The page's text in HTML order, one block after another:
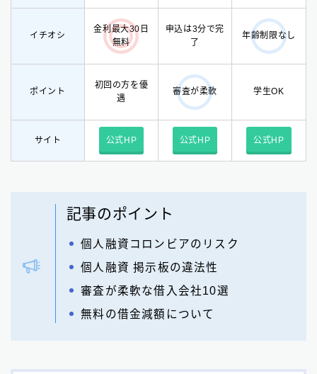
イチオシ
金利最大30日
無料
申込は3分で完
了
年齢制限なし
ポイント
初回の方を優
遇
審査が柔軟 学生OK
サイト 公式HP 公式HP 公式HP
記事のポイント
個人融資コロンビアのリスク
個人融資 掲示板の違法性
審査が柔軟な借入会社10選
無料の借金減額について